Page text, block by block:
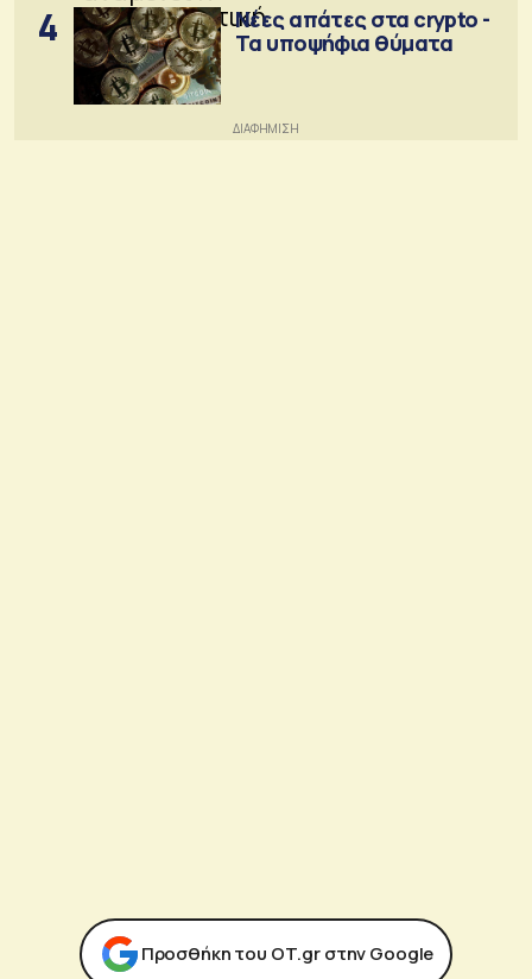
4
Νέες απάτες στα crypto -
Τα υποψήφια θύματα
Προσθήκη του ΟΤ.gr στην Google